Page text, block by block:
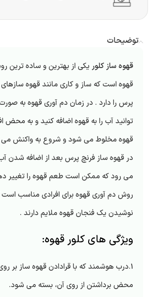
توضیحات
قهوه ساز کلور یکی از بهترین و ساده ترین
قهوه است که ساز و کاری مانند قهوه سازهای
پرس را دارد . در زمان دم آوری قهوه به
توانید آب را به قهوه اضافه کنید و به محض
قهوه مخلوط می شود و شروع به واکنش
در قهوه ساز فرنچ پرس بعد از اضافه شدن
می رود که ممکن است طعم قهوه را تغییر
روش دم آوری قهوه برای افرادی مناسب است
نوشیدن یک فنجان قهوه ملایم دارند .
ویژگی های کلور قهوه:
1.درب هوشمند که با قرادادن قهوه ساز بر
محض برداشتن از روی آن، بسته می شود.